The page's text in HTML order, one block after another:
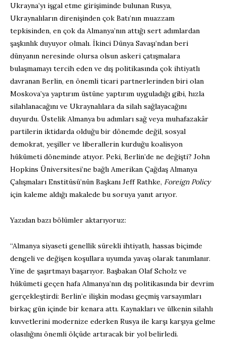
Ukrayna’yı işgal etme girişiminde bulunan Rusya,
Ukraynalıların direnişinden çok Batı’nın muazzam
tepkisinden, en çok da Almanya’nın attığı sert adımlardan
şaşkınlık duyuyor olmalı. İkinci Dünya Savaşı’ndan beri
dünyanın neresinde olursa olsun askeri çatışmalara
bulaşmamayı tercih eden ve dış politikasında çok ihtiyatlı
davranan Berlin, en önemli ticari partnerlerinden biri olan
Moskova’ya yaptırım üstüne yaptırım uyguladığı gibi, hızla
silahlanacağını ve Ukraynalılara da silah sağlayacağını
duyurdu. Üstelik Almanya bu adımları sağ veya muhafazakâr
partilerin iktidarda olduğu bir dönemde değil, sosyal
demokrat, yeşiller ve liberallerin kurduğu koalisyon
hükümeti döneminde atıyor. Peki, Berlin’de ne değişti? John
Hopkins Üniversitesi’ne bağlı Amerikan Çağdaş Almanya
Çalışmaları Enstitüsü’nün Başkanı Jeff Rathke, Foreign Policy
için kaleme aldığı makalede bu soruya yanıt arıyor.
Yazıdan bazı bölümler aktarıyoruz:
“Almanya siyaseti genellik sürekli ihtiyatlı, hassas biçimde
dengeli ve değişen koşullara uyumda yavaş olarak tanımlanır.
Yine de şaşırtmayı başarıyor. Başbakan Olaf Scholz ve
hükümeti geçen hafa Almanya’nın dış politikasında bir devrim
gerçekleştirdi: Berlin’e ilişkin modası geçmiş varsayımları
birkaç gün içinde bir kenara attı. Kaynakları ve ülkenin silahlı
kuvvetlerini modernize ederken Rusya ile karşı karşıya gelme
olasılığını önemli ölçüde artıracak bir yol belirledi.